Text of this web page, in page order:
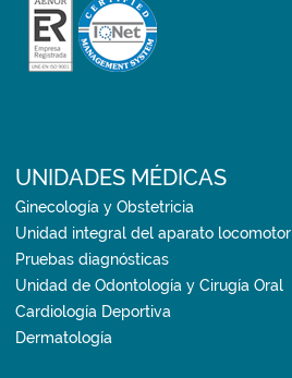
UNIDADES MÉDICAS
Ginecología y Obstetricia
Unidad integral del aparato locomotor
Pruebas diagnósticas
Unidad de Odontología y Cirugía Oral
Cardiología Deportiva
Dermatología